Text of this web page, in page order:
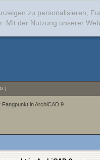
zu personalisieren,
Mit der Nutzung unserer
|
Fangpunkt in ArchiCAD 9